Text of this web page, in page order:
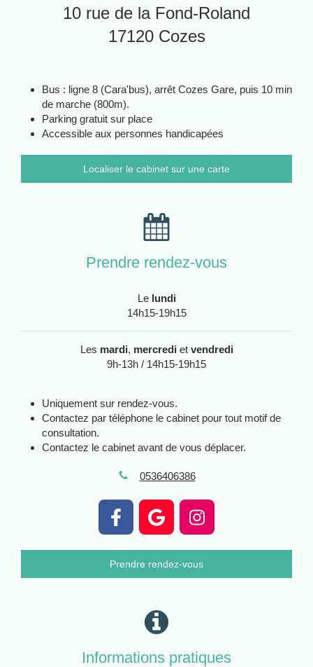
10 rue de la Fond-Roland
17120 Cozes
Bus : ligne 8 (Cara'bus), arrêt Cozes Gare, puis 10 min
de marche (800m).
Parking gratuit sur place
Accessible aux personnes handicapées
Localiser le cabinet sur une carte
Prendre rendez-vous
Le lundi
14h15-19h15
Les mardi, mercredi et vendredi
9h-13h / 14h15-19h15
Uniquement sur rendez-vous.
Contactez par téléphone le cabinet pour tout motif de
consultation.
Contactez le cabinet avant de vous déplacer.
0536406386
Prendre rendez-vous
Informations pratiques